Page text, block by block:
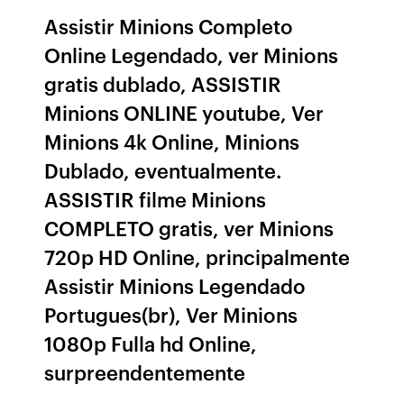
Assistir Minions Completo
Online Legendado, ver Minions
gratis dublado, ASSISTIR
Minions ONLINE youtube, Ver
Minions 4k Online, Minions
Dublado, eventualmente.
ASSISTIR filme Minions
COMPLETO gratis, ver Minions
720p HD Online, principalmente
Assistir Minions Legendado
Portugues(br), Ver Minions
1080p Fulla hd Online,
surpreendentemente